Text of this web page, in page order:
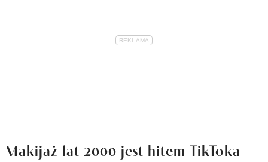
Makijaż lat 2000 jest hitem TikToka